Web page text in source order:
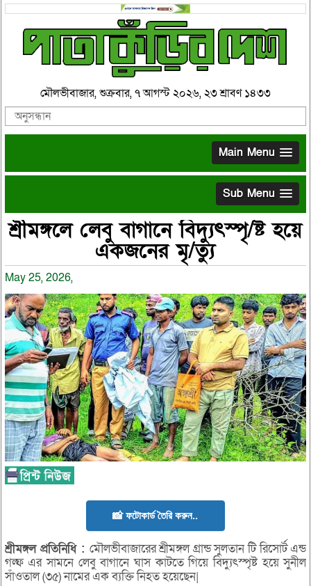
মৌলভীবাজার, শুক্রবার, ৭ আগস্ট ২০২৬, ২৩ শ্রাবণ ১৪৩৩
Main Menu
Sub Menu
শ্রীমঙ্গলে লেবু বাগানে বিদ্যুৎস্পৃ/ষ্ট হয়ে
একজনের মৃ/ত্যু
May 25, 2026,
📸 ফটোকার্ড তৈরি করুন..
শ্রীমঙ্গলপ্রতিনিধি : মৌলভীবাজারের শ্রীমঙ্গল গ্রান্ড সুলতান টি রিসোর্ট এন্ড
গল্ফ এর সামনে লেবু বাগানে ঘাস কাটতে গিয়ে বিদ্যুৎস্পৃষ্ট হয়ে সুনীল
সাঁওতাল (৩৫) নামের এক ব্যক্তি নিহত হয়েছেন|